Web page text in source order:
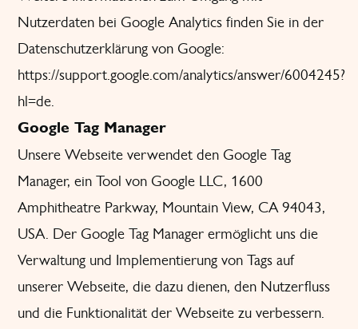
Nutzerdaten bei Google Analytics finden Sie in der
Datenschutzerklärung von Google:
https://support.google.com/analytics/answer/6004245?
hl=de.
Google Tag Manager
Unsere Webseite verwendet den Google Tag
Manager, ein Tool von Google LLC, 1600
Amphitheatre Parkway, Mountain View, CA 94043,
USA. Der Google Tag Manager ermöglicht uns die
Verwaltung und Implementierung von Tags auf
unserer Webseite, die dazu dienen, den Nutzerfluss
und die Funktionalität der Webseite zu verbessern.